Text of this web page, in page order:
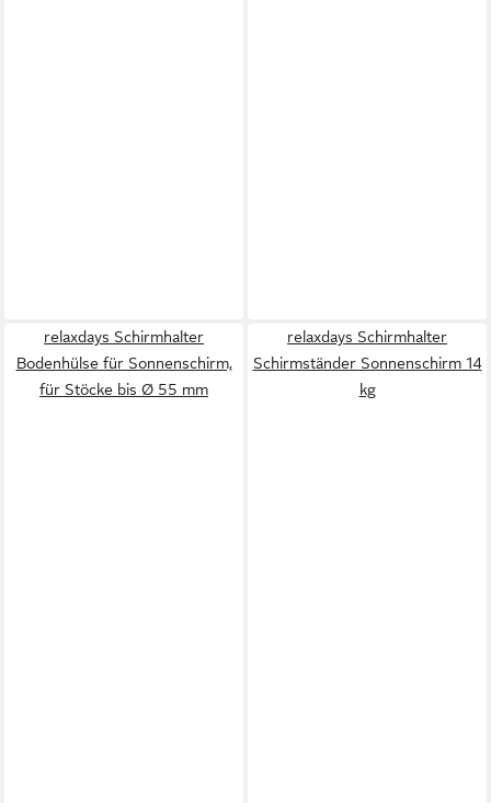
relaxdays Schirmhalter
Bodenhülse für Sonnenschirm,
für Stöcke bis Ø 55 mm
relaxdays Schirmhalter
Schirmständer Sonnenschirm 14
kg